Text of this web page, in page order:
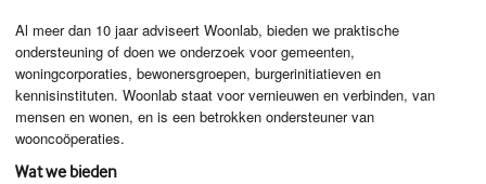
Al meer dan 10 jaar adviseert Woonlab, bieden we praktische
ondersteuning of doen we onderzoek voor gemeenten,
woningcorporaties, bewonersgroepen, burgerinitiatieven en
kennisinstituten. Woonlab staat voor vernieuwen en verbinden, van
mensen en wonen, en is een betrokken ondersteuner van
wooncoöperaties.
Wat we bieden